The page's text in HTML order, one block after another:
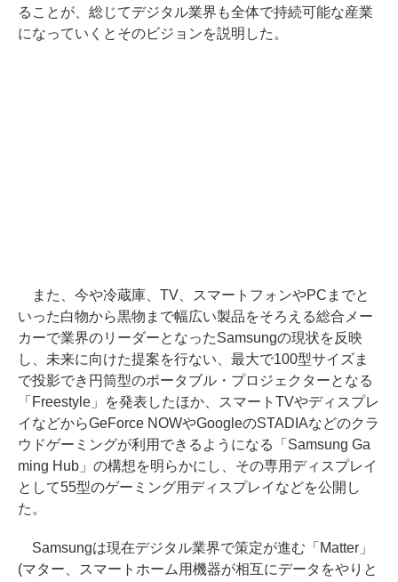
ることが、総じてデジタル業界も全体で持続可能な産業
になっていくとそのビジョンを説明した。
また、今や冷蔵庫、TV、スマートフォンやPCまでと
いった白物から黒物まで幅広い製品をそろえる総合メー
カーで業界のリーダーとなったSamsungの現状を反映
し、未来に向けた提案を行ない、最大で100型サイズま
で投影でき円筒型のポータブル・プロジェクターとなる
「Freestyle」を発表したほか、スマートTVやディスプレ
イなどからGeForce NOWやGoogleのSTADIAなどのクラ
ウドゲーミングが利用できるようになる「Samsung Ga
ming Hub」の構想を明らかにし、その専用ディスプレイ
として55型のゲーミング用ディスプレイなどを公開し
た。
Samsungは現在デジタル業界で策定が進む「Matter」
(マター、スマートホーム用機器が相互にデータをやりと